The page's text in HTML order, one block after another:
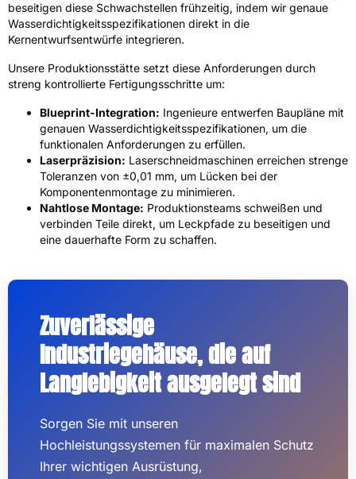
beseitigen diese Schwachstellen frühzeitig, indem wir genaue
Wasserdichtigkeitsspezifikationen direkt in die
Kernentwurfsentwürfe integrieren.
Unsere Produktionsstätte setzt diese Anforderungen durch
streng kontrollierte Fertigungsschritte um:
Blueprint-Integration: Ingenieure entwerfen Baupläne mit
genauen Wasserdichtigkeitsspezifikationen, um die
funktionalen Anforderungen zu erfüllen.
Laserpräzision: Laserschneidmaschinen erreichen strenge
Toleranzen von ±0,01 mm, um Lücken bei der
Komponentenmontage zu minimieren.
Nahtlose Montage: Produktionsteams schweißen und
verbinden Teile direkt, um Leckpfade zu beseitigen und
eine dauerhafte Form zu schaffen.
Zuverlässige
Industriegehäuse, die auf
Langlebigkeit ausgelegt sind
Sorgen Sie mit unseren
Hochleistungssystemen für maximalen Schutz
Ihrer wichtigen Ausrüstung,